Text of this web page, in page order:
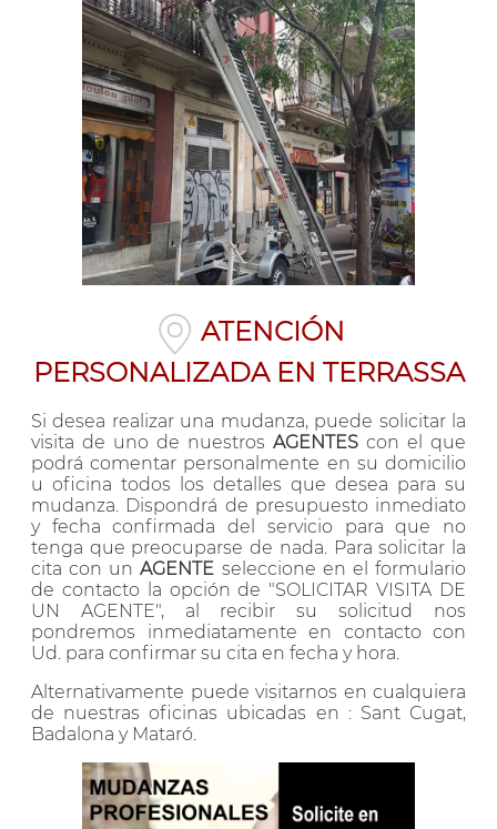
ATENCIÓN
PERSONALIZADA EN TERRASSA
Si desea realizar una mudanza, puede solicitar la
visita de uno de nuestros AGENTES con el que
podrá comentar personalmente en su domicilio
u oficina todos los detalles que desea para su
mudanza. Dispondrá de presupuesto inmediato
y fecha confirmada del servicio para que no
tenga que preocuparse de nada. Para solicitar la
cita con unAGENTE seleccione en el formulario
de contacto la opción de "SOLICITAR VISITA DE
UN AGENTE", al recibir su solicitud nos
pondremos inmediatamente en contacto con
Ud. para confirmar su cita en fecha y hora.
Alternativamente puede visitarnos en cualquiera
de nuestras oficinas ubicadas en : Sant Cugat,
Badalona y Mataró.